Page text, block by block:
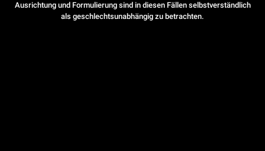
Ausrichtung und Formulierung sind in diesen Fällen selbstverständlich
als geschlechtsunabhängig zu betrachten.